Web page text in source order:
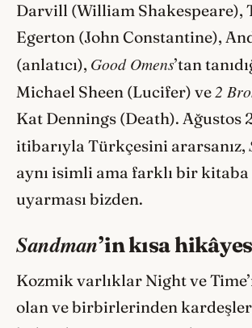
Darvill (William Shakespeare),
Egerton (John Constantine),
(anlatıcı), Good Omens’tan
Michael Sheen (Lucifer) ve2
Kat Dennings (Death). Ağustos
itibarıyla Türkçesini ararsanız,
aynı isimli ama farklı bir kitaba
uyarması bizden.
Sandman’in kısa
Kozmik varlıklar Night ve
olan ve birbirlerinden